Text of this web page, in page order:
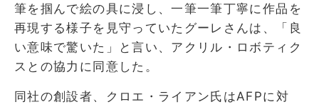
筆を掴んで絵の具に浸し、一筆一筆丁寧に作品を
再現する様子を見守っていたグーレさんは、「良
い意味で驚いた」と言い、アクリル・ロボティク
スとの協力に同意した。
同社の創設者、クロエ・ライアン氏はAFPに対